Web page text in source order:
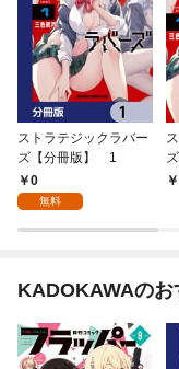
ストラテジックラバー
ズ【分冊版】 1
0
無料
KADOKAWAのお